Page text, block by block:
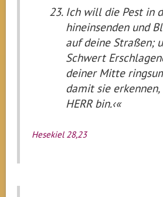
Ich will die Pest in
hineinsenden und
auf deine Straßen;
Schwert
deiner Mitte
damit sie
HERR bin.‹«
Hesekiel 28,23